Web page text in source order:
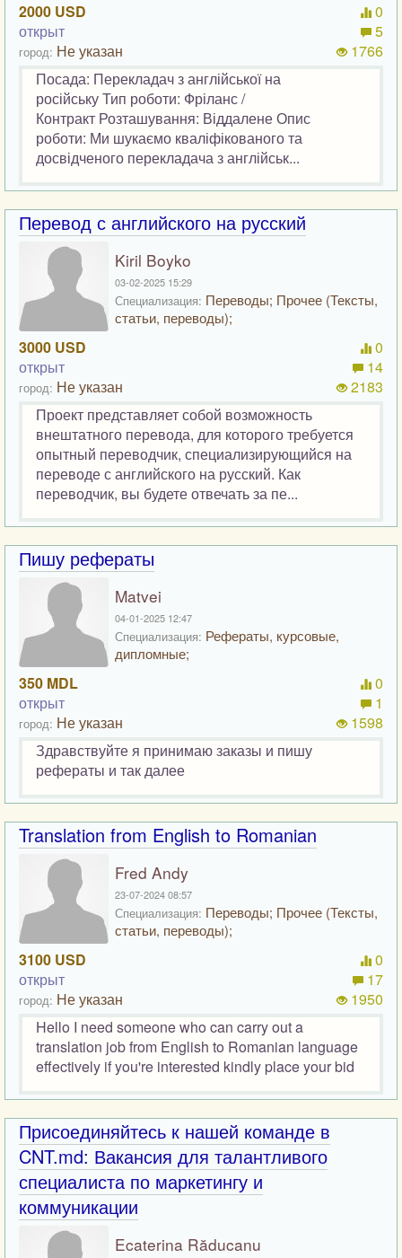
2000 USD
открыт
город: Не указан
0
5
1766
Посада: Перекладач з англійської на
російську Тип роботи: Фріланс /
Контракт Розташування: Віддалене Опис
роботи: Ми шукаємо кваліфікованого та
досвідченого перекладача з англійськ...
Перевод с английского на русский
Kiril Boyko
03-02-2025 15:29
Специализация: Переводы; Прочее (Тексты,
статьи, переводы);
3000 USD
открыт
город: Не указан
0
14
2183
Проект представляет собой возможность
внештатного перевода, для которого требуется
опытный переводчик, специализирующийся на
переводе с английского на русский. Как
переводчик, вы будете отвечать за пе...
Пишу рефераты
Matvei
04-01-2025 12:47
Специализация: Рефераты, курсовые,
дипломные;
350 MDL
открыт
город: Не указан
0
1
1598
Здравствуйте я принимаю заказы и пишу
рефераты и так далее
Translation from English to Romanian
Fred Andy
23-07-2024 08:57
Специализация: Переводы; Прочее (Тексты,
статьи, переводы);
3100 USD
открыт
город: Не указан
0
17
1950
Hello I need someone who can carry out a
translation job from English to Romanian language
effectively if you're interested kindly place your bid
Присоединяйтесь к нашей команде в
CNT.md: Вакансия для талантливого
специалиста по маркетингу и
коммуникации
Ecaterina Răducanu